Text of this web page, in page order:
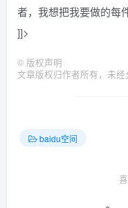
者，我想把我要做的每
]]>
© 版权声明
文章版权归作者所有，未经
baidu空间